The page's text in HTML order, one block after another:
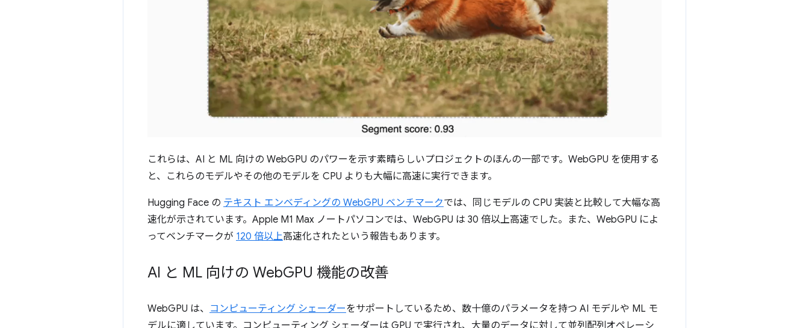
これらは、AI と ML 向けの WebGPU のパワーを示す素晴らしいプロジェクトのほんの一部です。WebGPU を使用する
と、これらのモデルやその他のモデルを CPU よりも大幅に高速に実行できます。
Hugging Face の テキスト エンベディングの WebGPU ベンチマークでは、同じモデルの CPU 実装と比較して大幅な高
速化が示されています。Apple M1 Max ノートパソコンでは、WebGPU は 30 倍以上高速でした。また、WebGPU によ
ってベンチマークが 120 倍以上高速化されたという報告もあります。
AI と ML 向けの WebGPU 機能の改善
WebGPU は、 コンピューティング シェーダーをサポートしているため、数十億のパラメータを持つ AI モデルや ML モ
デルに適しています。コンピューティング シェーダーは GPU で実行され、大量のデータに対して並列配列オペレーシ